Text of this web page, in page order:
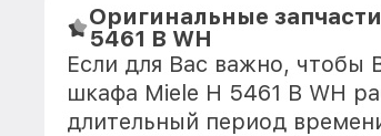
Оригинальные
5461 B WH
Если для Вас важно, чтобы
шкафа Miele H 5461 B WH
длительный период